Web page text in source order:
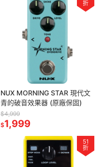
折
NUX MORNING STAR 現代文
青的破音效果器 (原廠保固)
$4,999
$1,999
51
折